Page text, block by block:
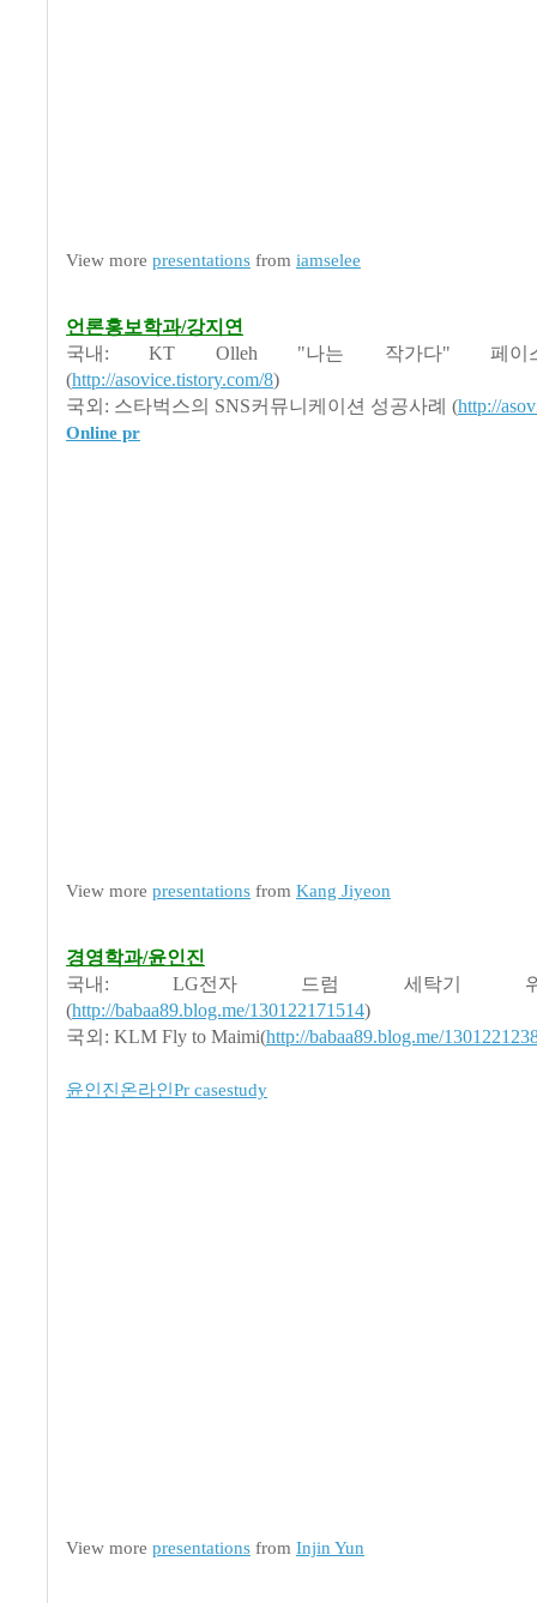
View more presentations from iamselee
언론홍보학과/강지연
국내: KT Olleh "나는 작가다" 페이
(http://asovice.tistory.com/8)
국외: 스타벅스의 SNS커뮤니케이션 성공사례 (http://
Online pr
View more presentations from Kang Jiyeon
경영학과/윤인진
국내: LG전자 드럼 세탁기
(http://babaa89.blog.me/130122171514)
국외: KLM Fly to Maimi(http://babaa89.blog.me/
윤인진온라인Pr casestudy
View more presentations from Injin Yun